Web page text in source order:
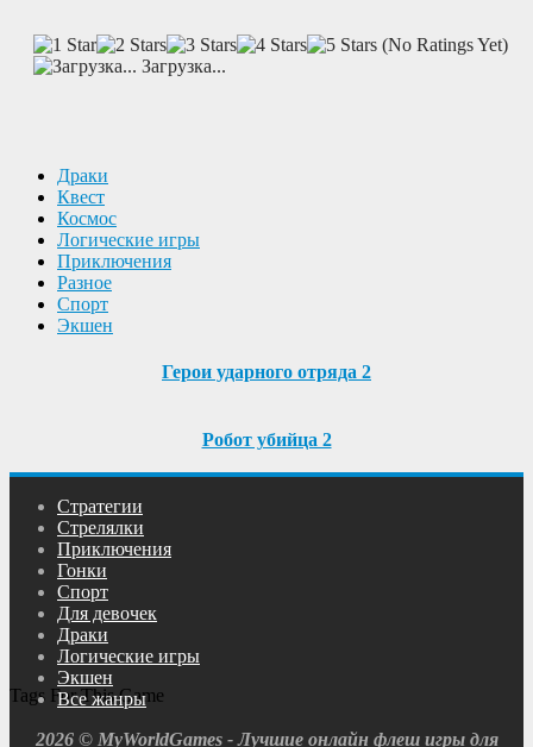
(No Ratings Yet)
Загрузка...
Tags For This Game
Драки
Квест
Космос
Логические игры
Приключения
Разное
Спорт
Экшен
Герои ударного отряда 2
Робот убийца 2
Cтратегии
Cтрелялки
Приключения
Гонки
Спорт
Для девочек
Драки
Логические игры
Экшен
Все жанры
2026 © MyWorldGames - Лучшие онлайн флеш игры для